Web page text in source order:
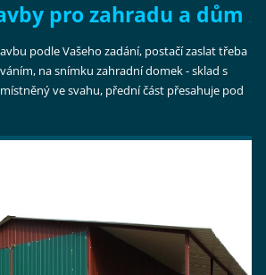
pro zahradu a dům
podle Vašeho zadání, postačí zaslat třeba
na snímku zahradní domek - sklad s
ve svahu, přední část přesahuje pod